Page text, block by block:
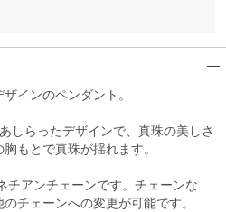
インのペンダント。
しらったデザインで、真珠の美しさ
もとで真珠が揺れます。
アンチェーンです。チェーンな
チェーンへの変更が可能です。